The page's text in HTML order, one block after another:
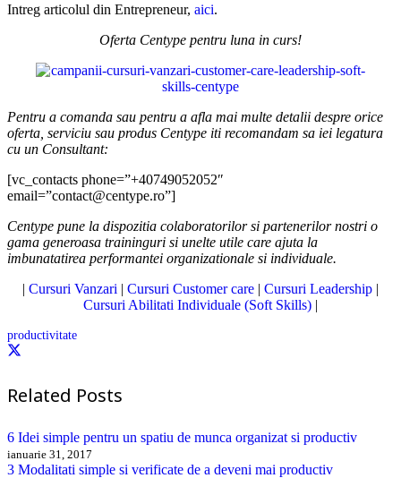
Intreg articolul din Entrepreneur, aici.
Oferta Centype pentru luna in curs!
Pentru a comanda sau pentru a afla mai multe detalii despre orice
oferta, serviciu sau produs Centype iti recomandam sa iei legatura
cu un Consultant:
[vc_contacts phone=”+40749052052″
email=”contact@centype.ro”]
Centype pune la dispozitia colaboratorilor si partenerilor nostri o
gama generoasa traininguri si unelte utile care ajuta la
imbunatatirea performantei organizationale si individuale.
| Cursuri Vanzari | Cursuri Customer care | Cursuri Leadership |
Cursuri Abilitati Individuale (Soft Skills) |
productivitate
Related Posts
6 Idei simple pentru un spatiu de munca organizat si productiv
ianuarie 31, 2017
3 Modalitati simple si verificate de a deveni mai productiv